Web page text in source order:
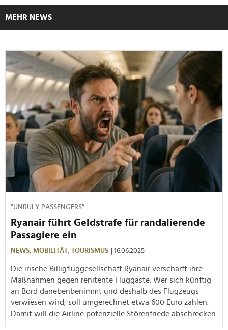
MEHR NEWS
"UNRULY PASSENGERS"
Ryanair führt Geldstrafe für randalierende
Passagiere ein
NEWS, MOBILITÄT, TOURISMUS | 16.06.2025
Die irische Billigfluggesellschaft Ryanair verschärft ihre
Maßnahmen gegen renitente Fluggäste. Wer sich künftig
an Bord danebenbenimmt und deshalb des Flugzeugs
verwiesen wird, soll umgerechnet etwa 600 Euro zahlen.
Damit will die Airline potenzielle Störenfriede abschrecken.